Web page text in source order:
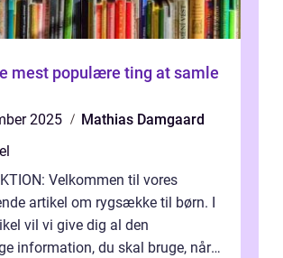
mest populære ting at samle
2025
Mathias Damgaard
Velkommen til vores
artikel om rygsække til børn. I
vil vi give dig al den
information, du skal bruge, når